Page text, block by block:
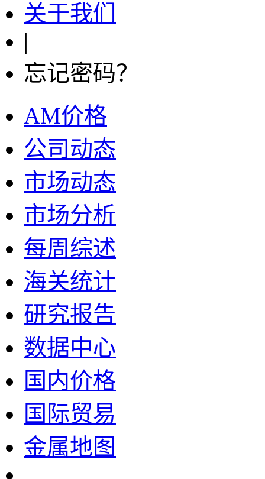
关于我们
|
忘记密码？
AM价格
公司动态
市场动态
市场分析
每周综述
海关统计
研究报告
数据中心
国内价格
国际贸易
金属地图